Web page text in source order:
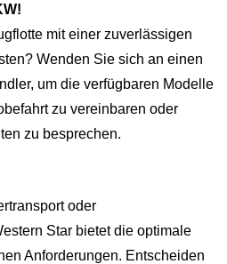
mit einer zuverlässigen
Wenden Sie sich an einen
um die verfügbaren Modelle
zu vereinbaren oder
zu besprechen.
oder
Star bietet die optimale
Anforderungen. Entscheiden